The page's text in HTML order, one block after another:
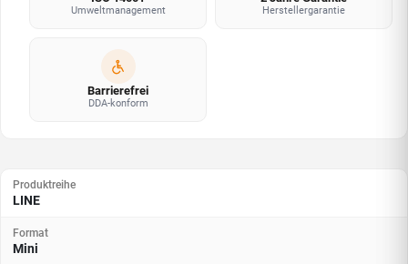
Umweltmanagement Herstellergarantie
Barrierefrei
DDA-konform
Produktreihe
LINE
Format
Mini